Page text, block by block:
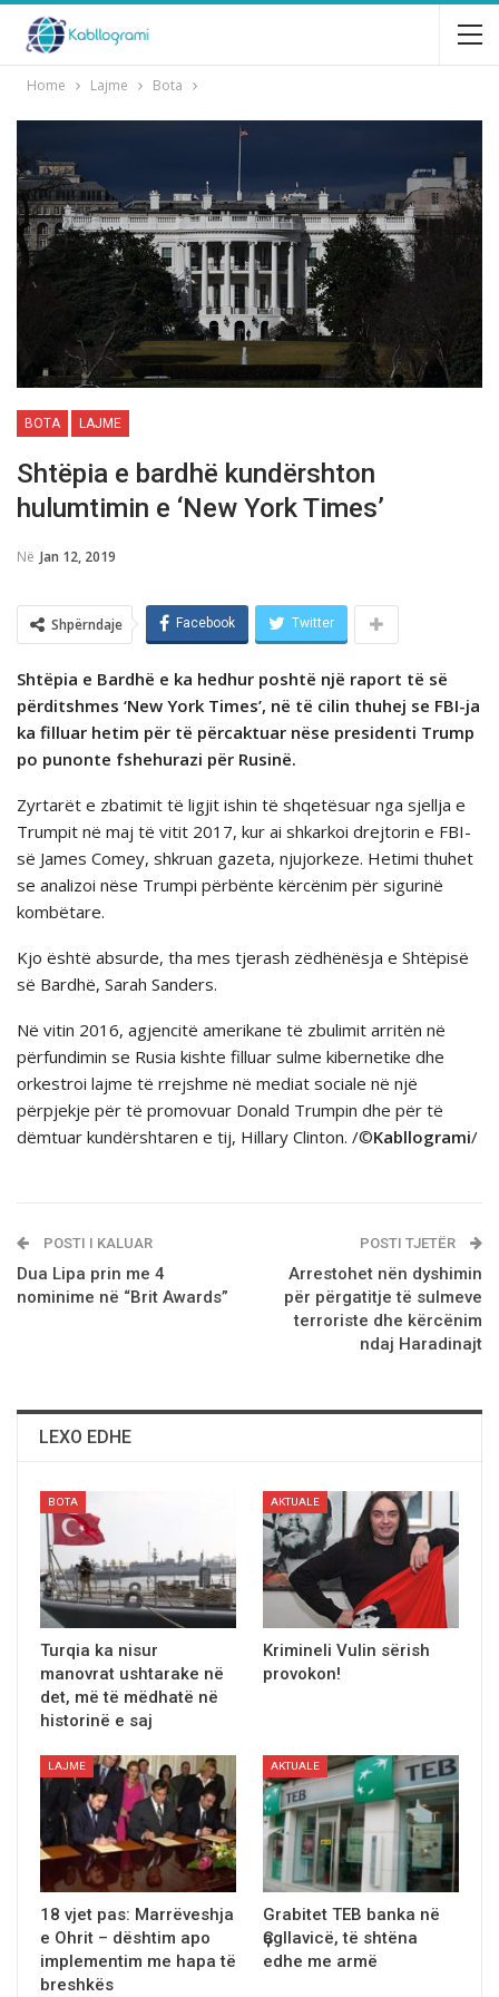
Home Lajme Bota
BOTA LAJME
Shtëpia e bardhë kundërshton
hulumtimin e ‘New York Times’
Në Jan 12, 2019
Shpërndaje Facebook Twitter
Shtëpia e Bardhë e ka hedhur poshtë një raport të së
përditshmes ‘New York Times’, në të cilin thuhej se FBI-ja
ka filluar hetim për të përcaktuar nëse presidenti Trump
po punonte fshehurazi për Rusinë.
Zyrtarët e zbatimit të ligjit ishin të shqetësuar nga sjellja e
Trumpit në maj të vitit 2017, kur ai shkarkoi drejtorin e FBI-
së James Comey, shkruan gazeta, njujorkeze. Hetimi thuhet
se analizoi nëse Trumpi përbënte kërcënim për sigurinë
kombëtare.
Kjo është absurde, tha mes tjerash zëdhënësja e Shtëpisë
së Bardhë, Sarah Sanders.
Në vitin 2016, agjencitë amerikane të zbulimit arritën në
përfundimin se Rusia kishte filluar sulme kibernetike dhe
orkestroi lajme të rrejshme në mediat sociale në një
përpjekje për të promovuar Donald Trumpin dhe për të
dëmtuar kundërshtaren e tij, Hillary Clinton. /©Kabllogrami/
POSTI I KALUAR
Dua Lipa prin me 4
nominime në “Brit Awards”
POSTI TJETËR
Arrestohet nën dyshimin
për përgatitje të sulmeve
terroriste dhe kërcënim
ndaj Haradinajt
LEXO EDHE
BOTA
Turqia ka nisur
manovrat ushtarake në
det, më të mëdhatë në
historinë e saj
AKTUALE
Krimineli Vulin sërish
provokon!
LAJME
18 vjet pas: Marrëveshja
e Ohrit – dështim apo
implementim me hapa të
breshkës
AKTUALE
Grabitet TEB banka në
Ҫagllavicë, të shtëna
edhe me armë